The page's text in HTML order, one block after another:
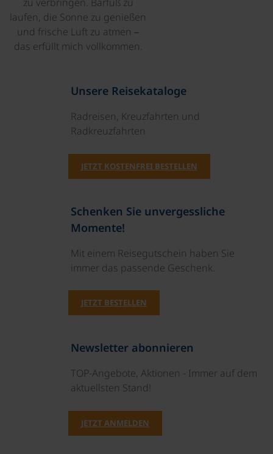
laufen, die Sonne zu genießen
und frische Luft zu atmen –
das erfüllt mich vollkommen.
Unsere Reisekataloge
Radreisen, Kreuzfahrten und
Radkreuzfahrten
JETZT KOSTENFREI BESTELLEN
Schenken Sie unvergessliche
Momente!
Mit einem Reisegutschein haben Sie
immer das passende Geschenk.
JETZT BESTELLEN
Newsletter abonnieren
TOP-Angebote, Aktionen - Immer auf dem
aktuellsten Stand!
JETZT ANMELDEN